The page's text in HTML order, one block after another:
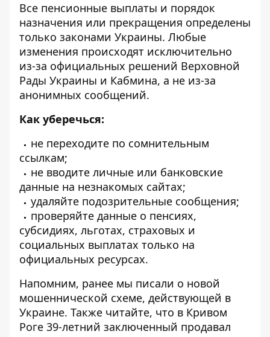
Все пенсионные выплаты и порядок
назначения или прекращения определены
только законами Украины. Любые
изменения происходят исключительно
из-за официальных решений Верховной
Рады Украины и Кабмина, а не из-за
анонимных сообщений.
Как уберечься:
не переходите по сомнительным
ссылкам;
не вводите личные или банковские
данные на незнакомых сайтах;
удаляйте подозрительные сообщения;
проверяйте данные о пенсиях,
субсидиях, льготах, страховых и
социальных выплатах только на
официальных ресурсах.
Напомним, ранее мы писали о новой
мошеннической схеме, действующей в
Украине. Также читайте, что в Кривом
Роге 39-летний заключенный продавал